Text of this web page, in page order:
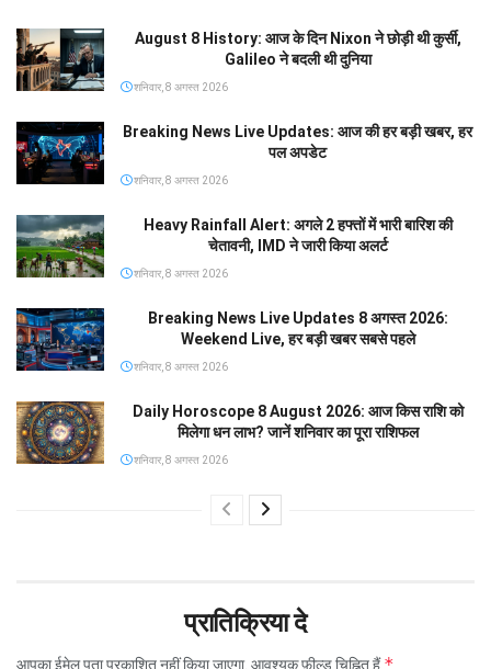
August 8 History: आज के दिन Nixon ने छोड़ी थी कुर्सी,
Galileo ने बदली थी दुनिया
शनिवार, 8 अगस्त 2026
Breaking News Live Updates: आज की हर बड़ी खबर, हर
पल अपडेट
शनिवार, 8 अगस्त 2026
Heavy Rainfall Alert: अगले 2 हफ्तों में भारी बारिश की
चेतावनी, IMD ने जारी किया अलर्ट
शनिवार, 8 अगस्त 2026
Breaking News Live Updates 8 अगस्त 2026:
Weekend Live, हर बड़ी खबर सबसे पहले
शनिवार, 8 अगस्त 2026
Daily Horoscope 8 August 2026: आज किस राशि को
मिलेगा धन लाभ? जानें शनिवार का पूरा राशिफल
शनिवार, 8 अगस्त 2026
प्रातिक्रिया दे
आपका ईमेल पता प्रकाशित नहीं किया जाएगा. आवश्यक फ़ील्ड चिह्नित हैं*